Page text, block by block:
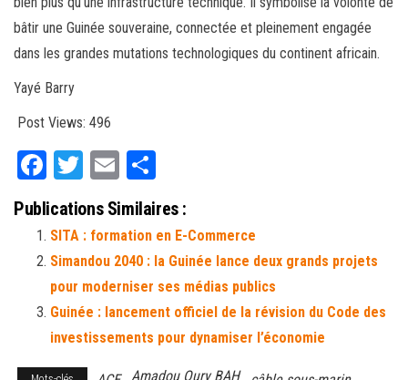
bâtir une Guinée souveraine, connectée et pleinement engagée
dans les grandes mutations technologiques du continent africain.
Yayé Barry
Post Views: 496
Fa
ce
bo
ok
T
tt
er
E
m
ail ag
er
Publications Similaires :
SITA : formation en E-Commerce
Simandou 2040 : la Guinée lance deux grands projets
pour moderniser ses médias publics
Guinée : lancement officiel de la révision du Code des
investissements pour dynamiser l’économie
Amadou Oury BAH